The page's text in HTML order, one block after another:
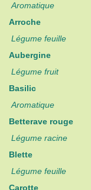
Aromatique
Arroche
Légume feuille
Aubergine
Légume fruit
Basilic
Aromatique
Betterave rouge
Légume racine
Blette
Légume feuille
Carotte